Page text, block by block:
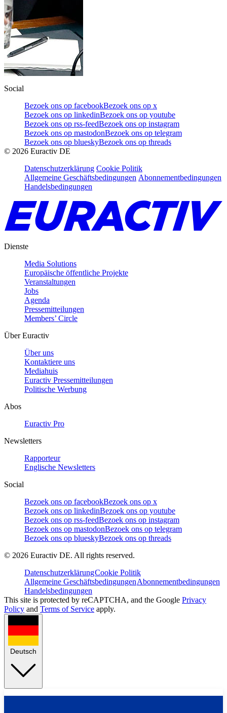
Social
Bezoek ons op facebookBezoek ons op x
Bezoek ons op linkedinBezoek ons op youtube
Bezoek ons op rss-feedBezoek ons op instagram
Bezoek ons op mastodonBezoek ons op telegram
Bezoek ons op blueskyBezoek ons op threads
© 2026 Euractiv DE
Datenschutzerklärung Cookie Politik
Allgemeine Geschäftsbedingungen Abonnementbedingungen
Handelsbedingungen
Dienste
Media Solutions
Europäische öffentliche Projekte
Veranstaltungen
Jobs
Agenda
Pressemitteilungen
Members’ Circle
Über Euractiv
Über uns
Kontaktiere uns
Mediahuis
Euractiv Pressemitteilungen
Politische Werbung
Abos
Euractiv Pro
Newsletters
Rapporteur
Englische Newsletters
Social
Bezoek ons op facebookBezoek ons op x
Bezoek ons op linkedinBezoek ons op youtube
Bezoek ons op rss-feedBezoek ons op instagram
Bezoek ons op mastodonBezoek ons op telegram
Bezoek ons op blueskyBezoek ons op threads
© 2026 Euractiv DE. All rights reserved.
DatenschutzerklärungCookie Politik
Allgemeine GeschäftsbedingungenAbonnementbedingungen
Handelsbedingungen
This site is protected by reCAPTCHA, and the Google Privacy
Policy and Terms of Service apply.
Deutsch